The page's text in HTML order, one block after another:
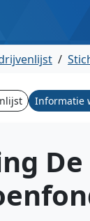
/
Informatie